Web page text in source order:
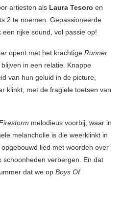
artiesten als Laura Tesoro en
2 te noemen. Gepassioneerde
rijke sound, vol passie op!
opent met het krachtige Runner
in een relatie. Knappe
van hun geluid in de picture,
klinkt, met de fragiele toetsen van
melodieus voorbij, waar in
melancholie is die weerklinkt in
lied met woorden over
schoonheden verbergen. En dat
dat we op Boys Of